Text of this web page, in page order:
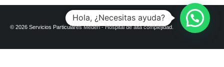
© 2026 Servicios Particulares Méderi - Hospital de alta complejidad.
Hola, ¿Necesitas ayuda?